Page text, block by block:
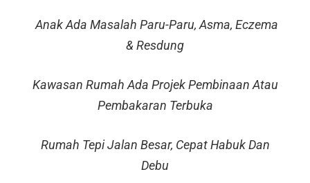
Anak Ada Masalah Paru-Paru, Asma, Eczema
& Resdung
Kawasan Rumah Ada Projek Pembinaan Atau
Pembakaran Terbuka
Rumah Tepi Jalan Besar, Cepat Habuk Dan
Debu